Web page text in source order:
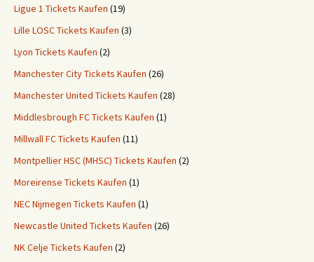
Ligue 1 Tickets Kaufen (19)
Lille LOSC Tickets Kaufen (3)
Lyon Tickets Kaufen (2)
Manchester City Tickets Kaufen (26)
Manchester United Tickets Kaufen (28)
Middlesbrough FC Tickets Kaufen (1)
Millwall FC Tickets Kaufen (11)
Montpellier HSC (MHSC) Tickets Kaufen (2)
Moreirense Tickets Kaufen (1)
NEC Nijmegen Tickets Kaufen (1)
Newcastle United Tickets Kaufen (26)
NK Celje Tickets Kaufen (2)